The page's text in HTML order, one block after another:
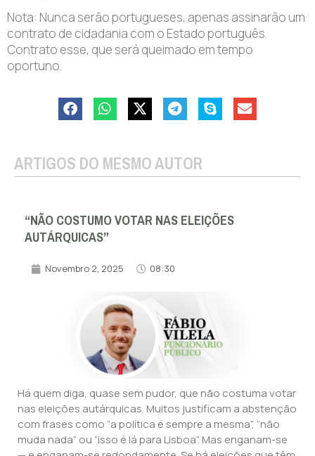
Nota: Nunca serão portugueses, apenas assinarão um
contrato de cidadania com o Estado português.
Contrato esse, que será queimado em tempo
oportuno.
ARTIGOS DO MESMO AUTOR
“NÃO COSTUMO VOTAR NAS ELEIÇÕES
AUTÁRQUICAS”
Novembro 2, 2025 08:30
Há quem diga, quase sem pudor, que não costuma votar
nas eleições autárquicas. Muitos justificam a abstenção
com frases como “a política é sempre a mesma”, “não
muda nada” ou “isso é lá para Lisboa”. Mas enganam-se